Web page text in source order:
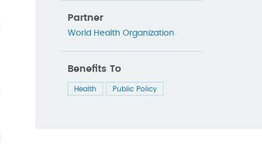
Partner
World Health Organization
Benefits To
Health Public Policy